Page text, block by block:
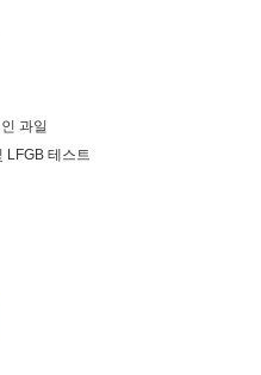
과일
LFGB 테스트